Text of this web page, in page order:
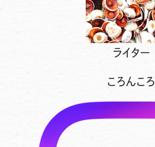
ライター
ころんころ